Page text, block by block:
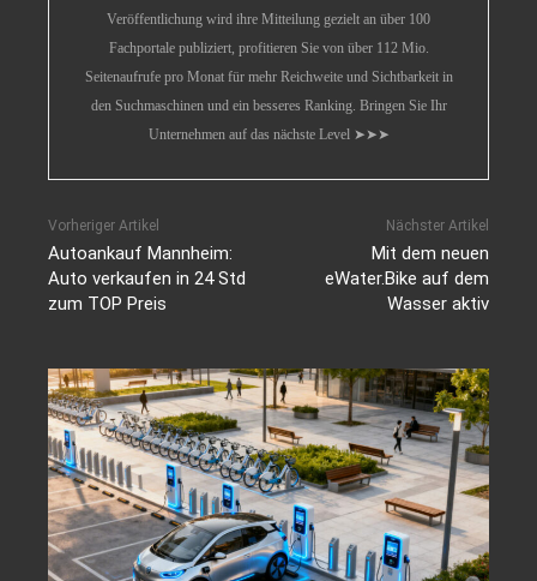
Veröffentlichung wird ihre Mitteilung gezielt an über 100
Fachportale publiziert, profitieren Sie von über 112 Mio.
Seitenaufrufe pro Monat für mehr Reichweite und Sichtbarkeit in
den Suchmaschinen und ein besseres Ranking. Bringen Sie Ihr
Unternehmen auf das nächste Level ➤➤➤
Vorheriger Artikel
Autoankauf Mannheim:
Auto verkaufen in 24 Std
zum TOP Preis
Nächster Artikel
Mit dem neuen
eWater.Bike auf dem
Wasser aktiv